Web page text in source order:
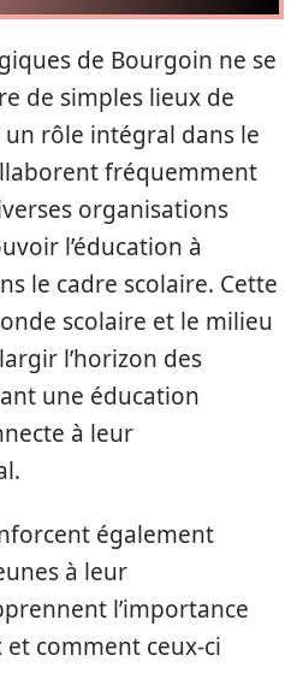
de Bourgoin ne se
de simples lieux de
rôle intégral dans le
fréquemment
organisations
l’éducation à
le cadre scolaire. Cette
scolaire et le milieu
l’horizon des
une éducation
à leur
également
à leur
l’importance
comment ceux-ci